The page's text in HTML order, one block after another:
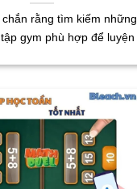
rằng tìm kiếm những
gym phù hợp để luyện